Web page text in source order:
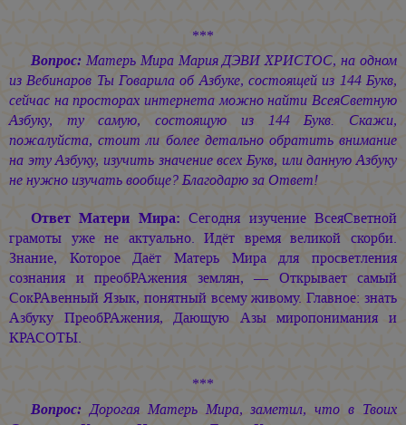
***
Вопрос: Матерь Мира Мария ДЭВИ ХРИСТОС, на одном
из Вебинаров Ты Говарила об Азбуке, состоящей из 144 Букв,
сейчас на просторах интернета можно найти ВсеяСветную
Азбуку, ту самую, состоящую из 144 Букв. Скажи,
пожалуйста, стоит ли более детально обратить внимание
на эту Азбуку, изучить значение всех Букв, или данную Азбуку
не нужно изучать вообще? Благодарю за Ответ!
Ответ Матери Мира: Сегодня изучение ВсеяСветной
грамоты уже не актуально. Идёт время великой скорби.
Знание, Которое Даёт Матерь Мира для просветления
сознания и преобРАжения землян, — Открывает самый
СокРАвенный Язык, понятный всему живому. Главное: знать
Азбуку ПреобРАжения, Дающую Азы миропонимания и
КРАСОТЫ.
***
Вопрос: Дорогая Матерь Мира, заметил, что в Твоих